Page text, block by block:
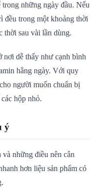
những ngày đầu. Nếu
đều trong một khoảng thời
thời sau vài lần dùng.
nơi dễ thấy như cạnh bình
hằng ngày. Với quy
người muốn chuẩn bị
hộp nhỏ.
ý
những điều nên cân
hơn liệu sản phẩm có